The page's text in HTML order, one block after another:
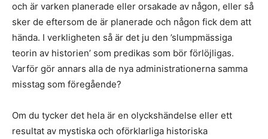
och är varken planerade eller orsakade av någon, eller så
sker de eftersom de är planerade och någon fick dem att
hända. I verkligheten så är det ju den ’slumpmässiga
teorin av historien’ som predikas som bör förlöjligas.
Varför gör annars alla de nya administrationerna samma
misstag som föregående?
Om du tycker det hela är en olyckshändelse eller ett
resultat av mystiska och oförklarliga historiska